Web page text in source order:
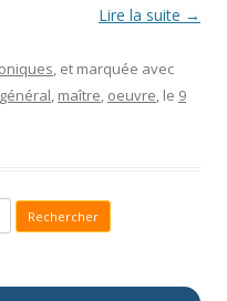
Lire la suite →
, et marquée avec
général, maître, oeuvre, le 9